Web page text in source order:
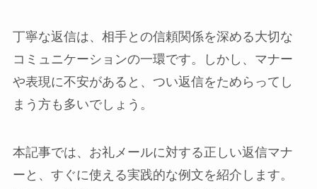
丁寧な返信は、相手との信頼関係を深める大切な
コミュニケーションの一環です。しかし、マナー
や表現に不安があると、つい返信をためらってし
まう方も多いでしょう。
本記事では、お礼メールに対する正しい返信マナ
ーと、すぐに使える実践的な例文を紹介します。